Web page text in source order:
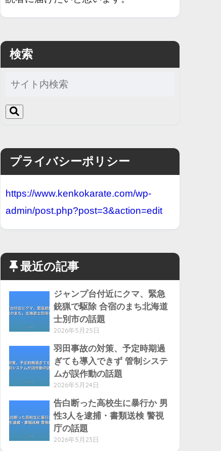
検索
プライバシーポリシー
https://www.kenkokarate.com/wp-
admin/post.php?post=3&action=edit
最近の記事
ジャンプ台付近にクマ、緊急
銃猟で駆除 合宿のまち北海道
士別市の話題
2026年5月25日
羽田事故の対策、予定時期過
ぎても導入できず 管制システ
ムが誤作動の話題
2026年5月24日
告白断った高校生に暴行か 男
性3人を逮捕・書類送検 警視
庁の話題
2026年5月23日